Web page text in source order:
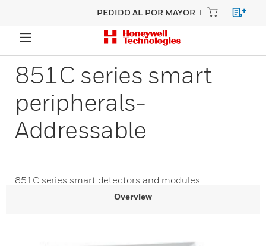
PEDIDO AL POR MAYOR
851C series smart
peripherals-
Addressable
851C series smart detectors and modules
Overview